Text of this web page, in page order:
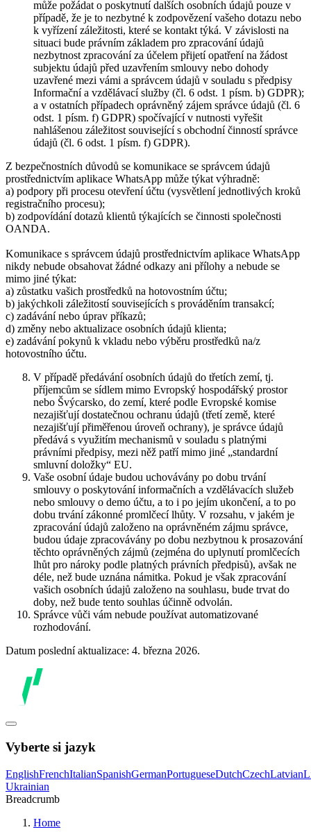
může požádat o poskytnutí dalších osobních údajů pouze v
případě, že je to nezbytné k zodpovězení vašeho dotazu nebo
k vyřízení záležitosti, které se kontakt týká. V závislosti na
situaci bude právním základem pro zpracování údajů
nezbytnost zpracování za účelem přijetí opatření na žádost
subjektu údajů před uzavřením smlouvy nebo dohody
uzavřené mezi vámi a správcem údajů v souladu s předpisy
Informační a vzdělávací služby (čl. 6 odst. 1 písm. b) GDPR);
a v ostatních případech oprávněný zájem správce údajů (čl. 6
odst. 1 písm. f) GDPR) spočívající v nutnosti vyřešit
nahlášenou záležitost související s obchodní činností správce
údajů (čl. 6 odst. 1 písm. f) GDPR).
Z bezpečnostních důvodů se komunikace se správcem údajů
prostřednictvím aplikace WhatsApp může týkat výhradně:
a) podpory při procesu otevření účtu (vysvětlení jednotlivých kroků
registračního procesu);
b) zodpovídání dotazů klientů týkajících se činnosti společnosti
OANDA.
Komunikace s správcem údajů prostřednictvím aplikace WhatsApp
nikdy nebude obsahovat žádné odkazy ani přílohy a nebude se
mimo jiné týkat:
a) zůstatku vašich prostředků na hotovostním účtu;
b) jakýchkoli záležitostí souvisejících s prováděním transakcí;
c) zadávání nebo úprav příkazů;
d) změny nebo aktualizace osobních údajů klienta;
e) zadávání pokynů k vkladu nebo výběru prostředků na/z
hotovostního účtu.
V případě předávání osobních údajů do třetích zemí, tj.
příjemcům se sídlem mimo Evropský hospodářský prostor
nebo Švýcarsko, do zemí, které podle Evropské komise
nezajišťují dostatečnou ochranu údajů (třetí země, které
nezajišťují přiměřenou úroveň ochrany), je správce údajů
předává s využitím mechanismů v souladu s platnými
právními předpisy, mezi něž patří mimo jiné „standardní
smluvní doložky“ EU.
Vaše osobní údaje budou uchovávány po dobu trvání
smlouvy o poskytování informačních a vzdělávacích služeb
nebo smlouvy o demo účtu, a to i po jejím ukončení, a to po
dobu trvání zákonné promlčecí lhůty. V rozsahu, v jakém je
zpracování údajů založeno na oprávněném zájmu správce,
budou údaje zpracovávány po dobu nezbytnou k prosazování
těchto oprávněných zájmů (zejména do uplynutí promlčecích
lhůt pro nároky podle platných právních předpisů), avšak ne
déle, než bude uznána námitka. Pokud je však zpracování
vašich osobních údajů založeno na souhlasu, bude trvat do
doby, než bude tento souhlas účinně odvolán.
Správce vůči vám nebude používat automatizované
rozhodování.
Datum poslední aktualizace: 4. března 2026.
Vyberte si jazyk
EnglishFrenchItalianSpanishGermanPortugueseDutchCzechLatvian
Ukrainian
Breadcrumb
Home